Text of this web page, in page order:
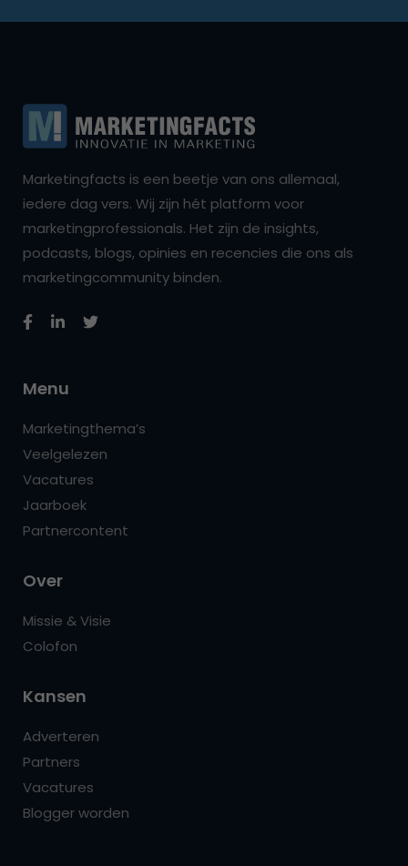
Marketingfacts is een beetje van ons allemaal,
iedere dag vers. Wij zijn hét platform voor
marketingprofessionals. Het zijn de insights,
podcasts, blogs, opinies en recencies die ons als
marketingcommunity binden.
Menu
Marketingthema’s
Veelgelezen
Vacatures
Jaarboek
Partnercontent
Over
Missie & Visie
Colofon
Kansen
Adverteren
Partners
Vacatures
Blogger worden